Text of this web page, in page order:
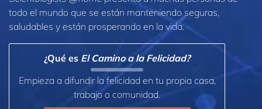
todo el mundo que se están manteniendo seguras,
saludables y están prosperando en la vida.
¿Qué es El Camino a la Felicidad?
Empieza a difundir la felicidad en tu propia casa,
trabajo o comunidad.